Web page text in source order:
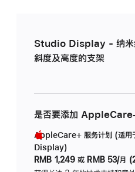
Studio Display - 纳米
斜度及高度的支架
是否要添加
AppleCare+ 服务计划 (适
Display)
RMB 1,249 或 RMB 53/月